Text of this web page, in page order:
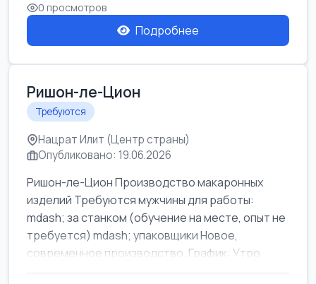
0 просмотров
Подробнее
Ришон-ле-Цион
Требуются
Нацрат Илит (Центр страны)
Опубликовано: 19.06.2026
Ришон-ле-Цион Производство макаронных
изделий Требуются мужчины для работы:
mdash; за станком (обучение на месте, опыт не
требуется) mdash; упаковщики Новое,
современное производство. График: Утро
mda...